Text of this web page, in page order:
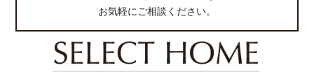
お気軽にご相談ください。